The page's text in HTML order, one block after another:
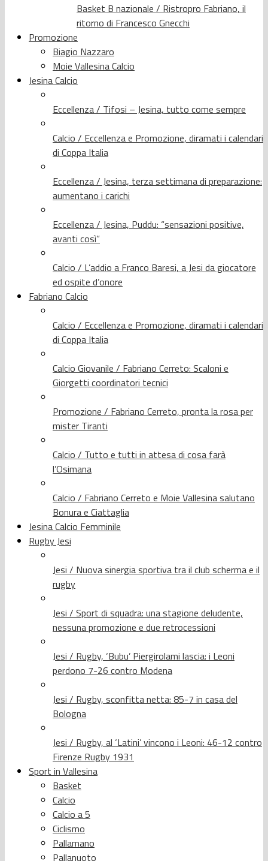
Basket B nazionale / Ristropro Fabriano, il
ritorno di Francesco Gnecchi
Promozione
Biagio Nazzaro
Moie Vallesina Calcio
Jesina Calcio
Eccellenza / Tifosi – Jesina, tutto come sempre
Calcio / Eccellenza e Promozione, diramati i calendari
di Coppa Italia
Eccellenza / Jesina, terza settimana di preparazione:
aumentano i carichi
Eccellenza / Jesina, Puddu: “sensazioni positive,
avanti così”
Calcio / L’addio a Franco Baresi, a Jesi da giocatore
ed ospite d’onore
Fabriano Calcio
Calcio / Eccellenza e Promozione, diramati i calendari
di Coppa Italia
Calcio Giovanile / Fabriano Cerreto: Scaloni e
Giorgetti coordinatori tecnici
Promozione / Fabriano Cerreto, pronta la rosa per
mister Tiranti
Calcio / Tutto e tutti in attesa di cosa farà
l’Osimana
Calcio / Fabriano Cerreto e Moie Vallesina salutano
Bonura e Ciattaglia
Jesina Calcio Femminile
Rugby Jesi
Jesi / Nuova sinergia sportiva tra il club scherma e il
rugby
Jesi / Sport di squadra: una stagione deludente,
nessuna promozione e due retrocessioni
Jesi / Rugby, ‘Bubu’ Piergirolami lascia: i Leoni
perdono 7-26 contro Modena
Jesi / Rugby, sconfitta netta: 85-7 in casa del
Bologna
Jesi / Rugby, al ‘Latini’ vincono i Leoni: 46-12 contro
Firenze Rugby 1931
Sport in Vallesina
Basket
Calcio
Calcio a 5
Ciclismo
Pallamano
Pallanuoto